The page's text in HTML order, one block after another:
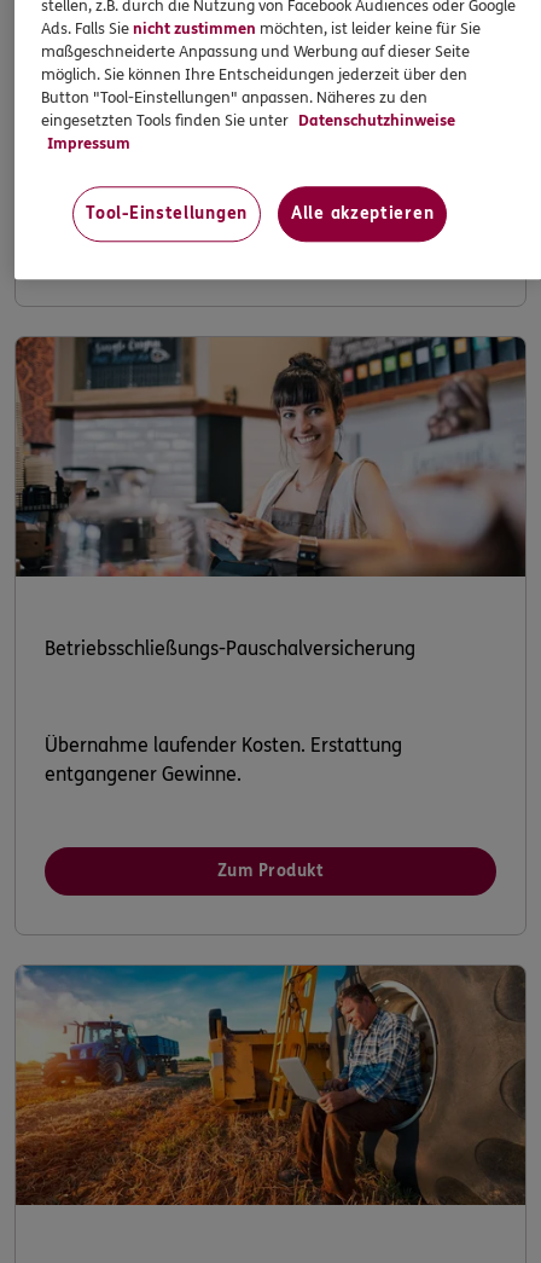
Finanzieller Schutz bei 100%iger Arbeitsunfähigkeit
durch Krankheit oder Unfall. Inklusive
Kostenerstattung für eine Ersatzkraft.
Zum Produkt
Betriebsschließungs-Pauschalversicherung
Übernahme laufender Kosten. Erstattung
entgangener Gewinne.
Zum Produkt
stellen, z.B. durch die Nutzung von Facebook Audiences oder Google
Ads. Falls Sienicht zustimmen möchten, ist leider keine für Sie
maßgeschneiderte Anpassung und Werbung auf dieser Seite
möglich. Sie können Ihre Entscheidungen jederzeit über den
Button "Tool-Einstellungen" anpassen. Näheres zu den
eingesetzten Tools finden Sie unter Datenschutzhinweise
Impressum
Tool-Einstellungen Alle akzeptieren